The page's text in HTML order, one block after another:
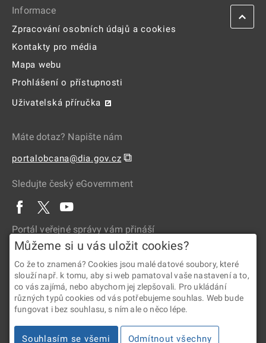
Informace
Zpracování osobních údajů a cookies
Kontakty pro média
Mapa webu
Prohlášení o přístupnosti
Uživatelská příručka
Máte dotaz? Napište nám
portalobcana@dia.gov.cz ⧉
Sledujte český eGovernment
Portál veřejné správy vám přináší
2026 © Digitální a informační agentura • Informace jsou poskytovány
v souladu se zákonem č. 106/1999 Sb., o svobodném přístupu
Můžeme si u vás uložit cookies?
Co že to znamená? Cookies jsou malé datové soubory, které
slouží např. k tomu, aby si web pamatoval vaše nastavení a to,
co vás zajímá, nebo abychom jej zlepšovali. Pro ukládání
různých typů cookies od vás potřebujeme souhlas. Web bude
fungovat i bez souhlasu, s ním ale o něco lépe.
Souhlasím se všemi Odmítnout všechny